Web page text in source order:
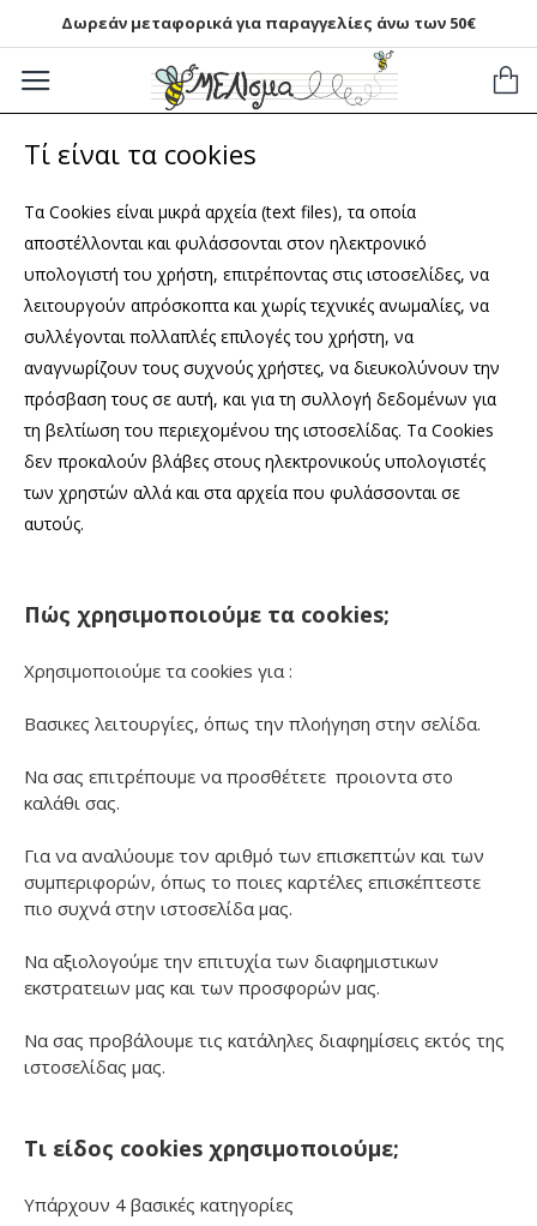
Δωρεάν μεταφορικά για παραγγελίες άνω των 50€
Τί είναι τα cookies
Τα Cookies είναι μικρά αρχεία (text files), τα οποία
απoστέλλονται και φυλάσσονται στον ηλεκτρονικό
υπολογιστή του χρήστη, επιτρέποντας στις ιστοσελίδες, να
λειτουργούν απρόσκοπτα και χωρίς τεχνικές ανωμαλίες, να
συλλέγονται πολλαπλές επιλογές του χρήστη, να
αναγνωρίζουν τους συχνούς χρήστες, να διευκολύνουν την
πρόσβαση τους σε αυτή, και για τη συλλογή δεδομένων για
τη βελτίωση του περιεχομένου της ιστοσελίδας. Τα Cookies
δεν προκαλούν βλάβες στους ηλεκτρονικούς υπολογιστές
των χρηστών αλλά και στα αρχεία που φυλάσσονται σε
αυτούς.
Πώς χρησιμοποιούμε τα cookies;
Χρησιμοποιούμε τα cookies για :
Βασικες λειτουργίες, όπως την πλοήγηση στην σελίδα.
Να σας επιτρέπουμε να προσθέτετε προιοντα στο
καλάθι σας.
Για να αναλύουμε τον αριθμό των επισκεπτών και των
συμπεριφορών, όπως το ποιες καρτέλες επισκέπτεστε
πιο συχνά στην ιστοσελίδα μας.
Να αξιολογούμε την επιτυχία των διαφημιστικων
εκστρατειων μας και των προσφορών μας.
Να σας προβάλουμε τις κατάληλες διαφημίσεις εκτός της
ιστοσελίδας μας.
Τι είδος cookies χρησιμοποιούμε;
Υπάρχουν 4 βασικές κατηγορίες